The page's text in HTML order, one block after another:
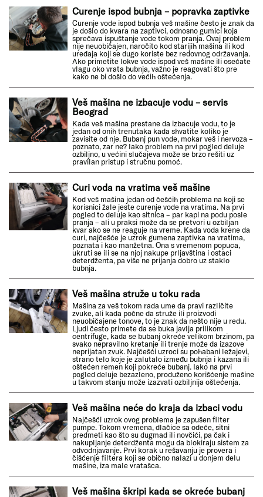
Curenje ispod bubnja – popravka zaptivke
Curenje vode ispod bubnja veš mašine često je znak da
je došlo do kvara na zaptivci, odnosno gumici koja
sprečava ispuštanje vode tokom pranja. Ovaj problem
nije neuobičajen, naročito kod starijih mašina ili kod
uređaja koji se dugo koriste bez redovnog održavanja.
Ako primetite lokve vode ispod veš mašine ili osećate
vlagu oko vrata bubnja, važno je reagovati što pre
kako ne bi došlo do većih oštećenja.
Veš mašina ne izbacuje vodu – servis
Beograd
Kada veš mašina prestane da izbacuje vodu, to je
jedan od onih trenutaka kada shvatite koliko je
zavisite od nje. Bubanj pun vode, mokar veš i nervoza –
poznato, zar ne? Iako problem na prvi pogled deluje
ozbiljno, u većini slučajeva može se brzo rešiti uz
pravilan pristup i stručnu pomoć.
Curi voda na vratima veš mašine
Kod veš mašina jedan od češćih problema na koji se
korisnici žale jeste curenje vode na vratima. Na prvi
pogled to deluje kao sitnica – par kapi na podu posle
pranja – ali u praksi može da se pretvori u ozbiljan
kvar ako se ne reaguje na vreme. Kada voda krene da
curi, najčešće je uzrok gumena zaptivka na vratima,
poznata i kao manžetna. Ona s vremenom popuca,
ukruti se ili se na njoj nakupe prljavština i ostaci
deterdženta, pa više ne prijanja dobro uz staklo
bubnja.
Veš mašina struže u toku rada
Mašina za veš tokom rada ume da pravi različite
zvuke, ali kada počne da struže ili proizvodi
neuobičajene tonove, to je znak da nešto nije u redu.
Ljudi često primete da se buka javlja prilikom
centrifuge, kada se bubanj okreće velikom brzinom, pa
svako nepravilno kretanje ili trenje može da izazove
neprijatan zvuk. Najčešći uzroci su pohabani ležajevi,
strano telo koje je zalutalo između bubnja i kazana ili
oštećen remen koji pokreće bubanj. Iako na prvi
pogled deluje bezazleno, produženo korišćenje mašine
u takvom stanju može izazvati ozbiljnija oštećenja.
Veš mašina neće do kraja da izbaci vodu
Najčešći uzrok ovog problema je zapušen filter
pumpe. Tokom vremena, dlačice sa odeće, sitni
predmeti kao što su dugmad ili novčići, pa čak i
nakupljanje deterdženta mogu da blokiraju sistem za
odvodnjavanje. Prvi korak u rešavanju je provera i
čišćenje filtera koji se obično nalazi u donjem delu
mašine, iza male vratašca.
Veš mašina škripi kada se okreće bubanj